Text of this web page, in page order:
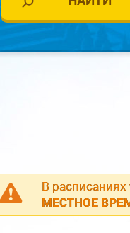
В расписаниях
МЕСТНОЕ